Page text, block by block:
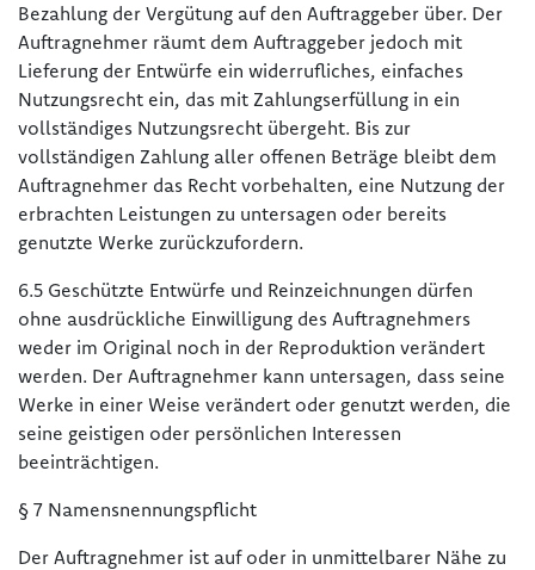
Bezahlung der Vergütung auf den Auftraggeber über. Der
Auftragnehmer räumt dem Auftraggeber jedoch mit
Lieferung der Entwürfe ein widerrufliches, einfaches
Nutzungsrecht ein, das mit Zahlungserfüllung in ein
vollständiges Nutzungsrecht übergeht. Bis zur
vollständigen Zahlung aller offenen Beträge bleibt dem
Auftragnehmer das Recht vorbehalten, eine Nutzung der
erbrachten Leistungen zu untersagen oder bereits
genutzte Werke zurückzufordern.
6.5 Geschützte Entwürfe und Reinzeichnungen dürfen
ohne ausdrückliche Einwilligung des Auftragnehmers
weder im Original noch in der Reproduktion verändert
werden. Der Auftragnehmer kann untersagen, dass seine
Werke in einer Weise verändert oder genutzt werden, die
seine geistigen oder persönlichen Interessen
beeinträchtigen.
§ 7 Namensnennungspflicht
Der Auftragnehmer ist auf oder in unmittelbarer Nähe zu